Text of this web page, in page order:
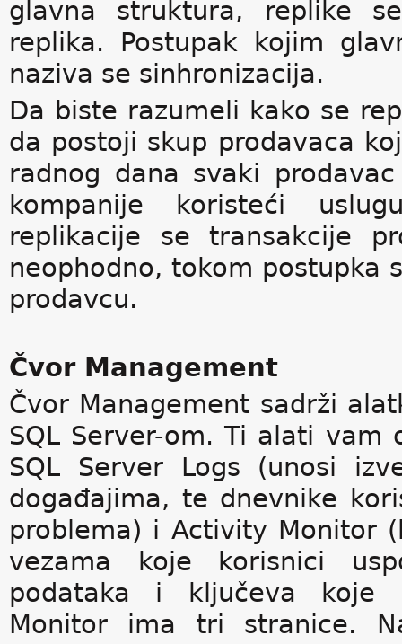
glavna struktura, replike
replika. Postupak kojim
naziva se sinhronizacija.
Da biste razumeli kako se
da postoji skup prodavaca
radnog dana svaki
kompanije koristeći
replikacije se transakcije
neophodno, tokom postupka
prodavcu.
Čvor Management
Čvor Management sadrži
SQL Server-om. Ti alati vam
SQL Server Logs (unosi
događajima, te dnevnike
problema) i Activity Monitor
vezama koje korisnici
podataka i ključeva koje
Monitor ima tri stranice.